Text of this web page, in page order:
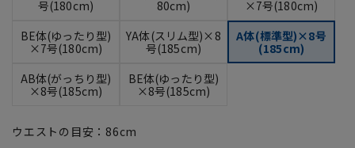
号(180cm)
80cm)
×7号(180cm)
BE体(ゆったり型)
×7号(180cm)
YA体(スリム型)×8
号(185cm)
A体(標準型)×8号
(185cm)
AB体(がっちり型)
×8号(185cm)
BE体(ゆったり型)
×8号(185cm)
ウエストの目安： 86cm